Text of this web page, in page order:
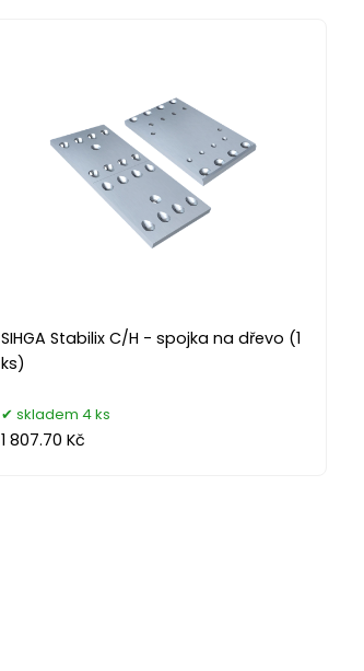
SIHGA Stabilix C/H - spojka na dřevo (1
ks)
skladem 4 ks
1 807.70 Kč